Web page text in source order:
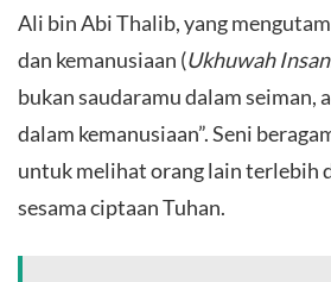
Ali bin Abi Thalib, yang
dan kemanusiaan (Ukhuwah
bukan saudaramu dalam seiman,
dalam kemanusiaan”. Seni
untuk melihat orang lain terlebih
sesama ciptaan Tuhan.